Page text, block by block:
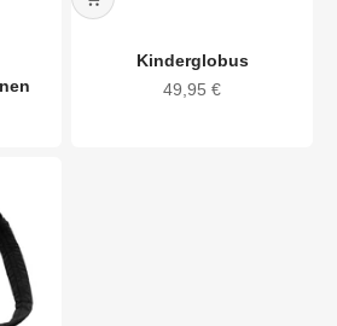
Kinderglobus
Angebot
49,95 €